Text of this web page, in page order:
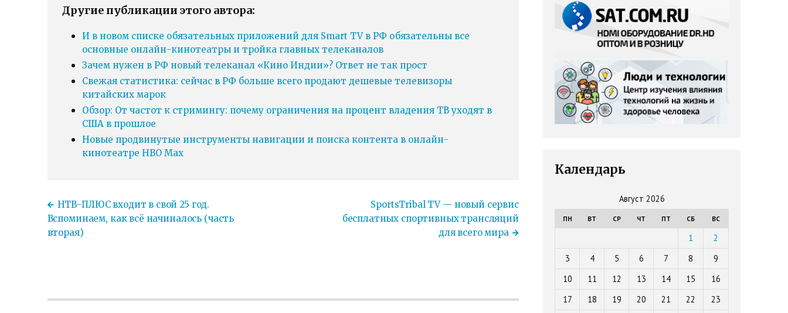
Другие публикации этого автора:
И в новом списке обязательных приложений для Smart TV в РФ обязательны все
основные онлайн-кинотеатры и тройка главных телеканалов
Зачем нужен в РФ новый телеканал «Кино Индии»? Ответ не так прост
Свежая статистика: сейчас в РФ больше всего продают дешевые телевизоры
китайских марок
Обзор: От частот к стримингу: почему ограничения на процент владения ТВ уходят в
США в прошлое
Новые продвинутые инструменты навигации и поиска контента в онлайн-
кинотеатре HBO Max
НТВ-ПЛЮС входит в свой 25 год.
Вспоминаем, как всё начиналось (часть
вторая)
SportsTribal TV — новый сервис
бесплатных спортивных трансляций
для всего мира
Календарь
Август 2026
ПН ВТ СР ЧТ ПТ СБ ВС
1
2
3
4 5 6 7 8
9
10
11 12 13 14 15
16
17
18 19 20 21 22
23